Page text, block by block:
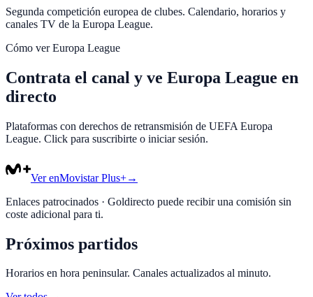
Segunda competición europea de clubes. Calendario, horarios y
canales TV de la Europa League.
Cómo verEuropa League
Contrata el canal y ve Europa League en
directo
Plataformas con derechos de retransmisión de UEFA Europa
League. Click para suscribirte o iniciar sesión.
Ver enMovistar Plus+→
Enlaces patrocinados · Goldirecto puede recibir una comisión sin
coste adicional para ti.
Próximos partidos
Horarios en hora peninsular. Canales actualizados al minuto.